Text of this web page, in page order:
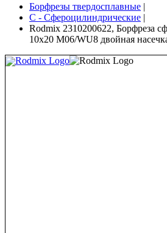
Борфрезы твердосплавные |
C - Сфероцилиндрические |
Rodmix 2310200622, Борфреза
10х20 M06/WU8 двойная
Rodmix Logo